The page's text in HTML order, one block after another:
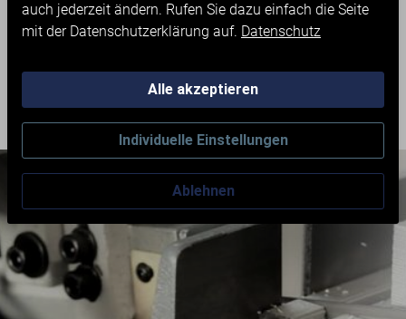
Neumaschinen Sägen Vertikalbandsägen
auch jederzeit ändern. Rufen Sie dazu einfach die Seite
mit der Datenschutzerklärung auf. Datenschutz
Individuelle Einstellungen
Ablehnen
Alle akzeptieren